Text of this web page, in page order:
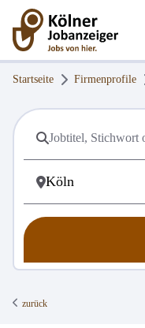
Startseite Firmenprofile
zurück